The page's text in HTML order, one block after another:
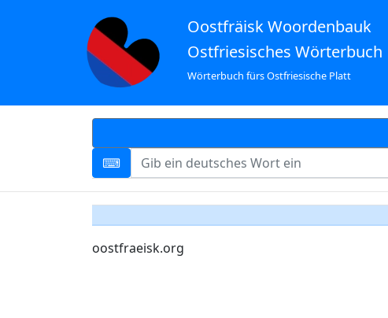
Oostfräisk Woordenbauk
Ostfriesisches Wörterbuch
Wörterbuch fürs Ostfriesische Platt
oostfraeisk.org